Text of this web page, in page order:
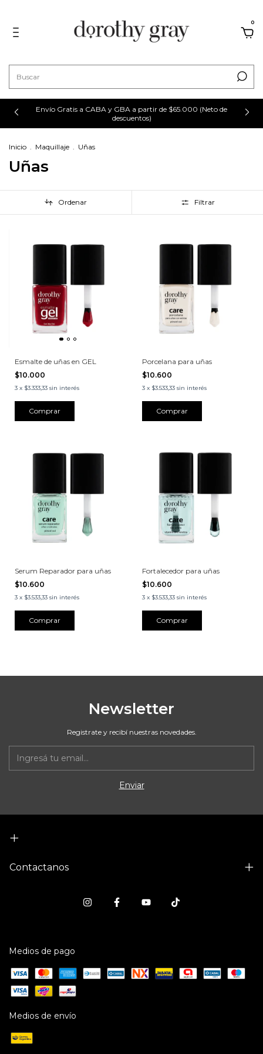
0
Envío Gratis a CABA y GBA a partir de $65.000 (Neto de
descuentos)
Inicio . Maquillaje . Uñas
Uñas
Ordenar Filtrar
Esmalte de uñas en GEL
$10.000
3 x $3.333,33 sin interés
Comprar
Porcelana para uñas
$10.600
3 x $3.533,33 sin interés
Serum Reparador para uñas
$10.600
3 x $3.533,33 sin interés
Fortalecedor para uñas
$10.600
3 x $3.533,33 sin interés
Newsletter
Registrate y recibí nuestras novedades.
Contactanos
Medios de pago
Medios de envío